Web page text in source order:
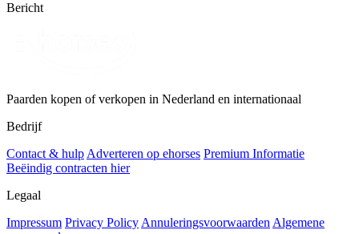
Bericht
Paarden kopen of verkopen in Nederland en internationaal
Bedrijf
Contact & hulp Adverteren op ehorses Premium Informatie
Beëindig contracten hier
Legaal
Impressum Privacy Policy Annuleringsvoorwaarden Algemene